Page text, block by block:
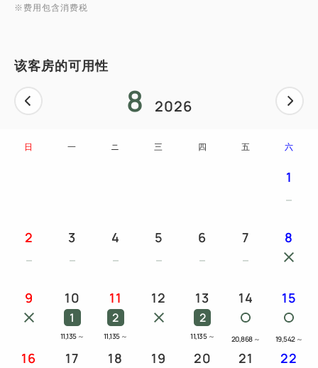
※费用包含消费税
该客房的可用性
8 2026
日 一 ニ 三 四 五 六
1
2 3 4 5 6 7 8
9 10
1
11,135 ～
11
2
11,135 ～
12 13
2
11,135 ～
14
20,868 ～
15
19,542 ～
16 17 18 19 20 21 22